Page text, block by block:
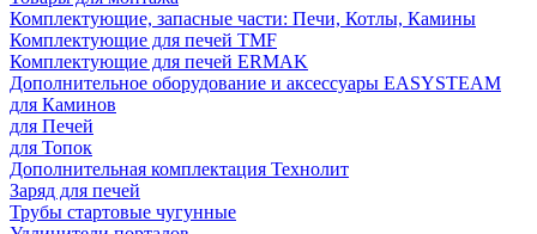
Комплектующие, запасные части: Печи, Котлы, Камины
Комплектующие для печей TMF
Комплектующие для печей ERMAK
Дополнительное оборудование и аксессуары EASYSTEAM
для Каминов
для Печей
для Топок
Дополнительная комплектация Технолит
Заряд для печей
Трубы стартовые чугунные